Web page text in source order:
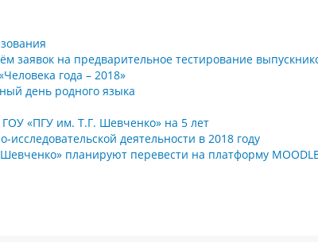
заявок на предварительное тестирование
года – 2018»
день родного языка
«ПГУ им. Т.Г. Шевченко» на 5 лет
деятельности в 2018 году
планируют перевести на платформу